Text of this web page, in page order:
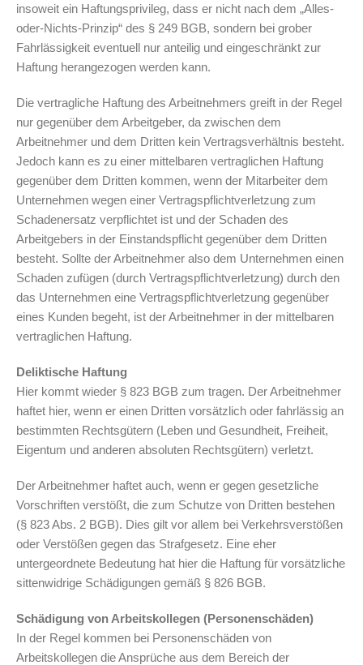
insoweit ein Haftungsprivileg, dass er nicht nach dem „Alles-
oder-Nichts-Prinzip“ des § 249 BGB, sondern bei grober
Fahrlässigkeit eventuell nur anteilig und eingeschränkt zur
Haftung herangezogen werden kann.
Die vertragliche Haftung des Arbeitnehmers greift in der Regel
nur gegenüber dem Arbeitgeber, da zwischen dem
Arbeitnehmer und dem Dritten kein Vertragsverhältnis besteht.
Jedoch kann es zu einer mittelbaren vertraglichen Haftung
gegenüber dem Dritten kommen, wenn der Mitarbeiter dem
Unternehmen wegen einer Vertragspflichtverletzung zum
Schadenersatz verpflichtet ist und der Schaden des
Arbeitgebers in der Einstandspflicht gegenüber dem Dritten
besteht. Sollte der Arbeitnehmer also dem Unternehmen einen
Schaden zufügen (durch Vertragspflichtverletzung) durch den
das Unternehmen eine Vertragspflichtverletzung gegenüber
eines Kunden begeht, ist der Arbeitnehmer in der mittelbaren
vertraglichen Haftung.
Deliktische Haftung
Hier kommt wieder § 823 BGB zum tragen. Der Arbeitnehmer
haftet hier, wenn er einen Dritten vorsätzlich oder fahrlässig an
bestimmten Rechtsgütern (Leben und Gesundheit, Freiheit,
Eigentum und anderen absoluten Rechtsgütern) verletzt.
Der Arbeitnehmer haftet auch, wenn er gegen gesetzliche
Vorschriften verstößt, die zum Schutze von Dritten bestehen
(§ 823 Abs. 2 BGB). Dies gilt vor allem bei Verkehrsverstößen
oder Verstößen gegen das Strafgesetz. Eine eher
untergeordnete Bedeutung hat hier die Haftung für vorsätzliche
sittenwidrige Schädigungen gemäß § 826 BGB.
Schädigung von Arbeitskollegen (Personenschäden)
In der Regel kommen bei Personenschäden von
Arbeitskollegen die Ansprüche aus dem Bereich der